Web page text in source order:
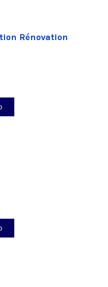
Rénovation